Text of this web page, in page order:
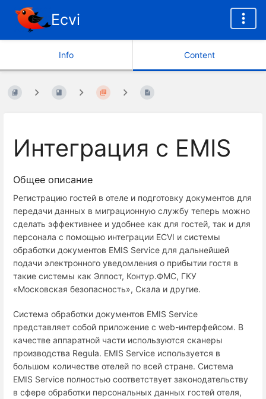
Ecvi
Info Content
Интеграция с EMIS
Общее описание
Регистрацию гостей в отеле и подготовку документов для
передачи данных в миграционную службу теперь можно
сделать эффективнее и удобнее как для гостей, так и для
персонала с помощью интеграции ECVI и системы
обработки документов EMIS Service для дальнейшей
подачи электронного уведомления о прибытии гостя в
такие системы как Элпост, Контур.ФМС, ГКУ
«Московская безопасность», Скала и другие.
Система обработки документов EMIS Service
представляет собой приложение с web-интерфейсом. В
качестве аппаратной части используются сканеры
производства Regula. EMIS Service используется в
большом количестве отелей по всей стране. Система
EMIS Service полностью соответствует законодательству
в сфере обработки персональных данных гостей отеля,